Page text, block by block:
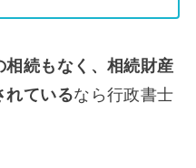
続もなく、相続財産
れているなら行政書士